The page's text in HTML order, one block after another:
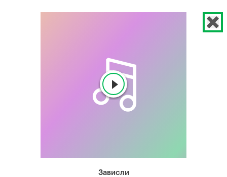
Зависли